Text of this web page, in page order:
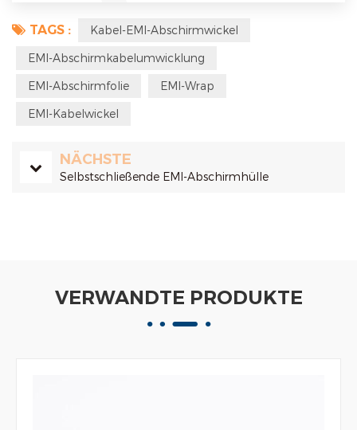
TAGS : Kabel-EMI-Abschirmwickel
EMI-Abschirmkabelumwicklung
EMI-Abschirmfolie EMI-Wrap
EMI-Kabelwickel
NÄCHSTE
Selbstschließende EMI-Abschirmhülle
VERWANDTE PRODUKTE